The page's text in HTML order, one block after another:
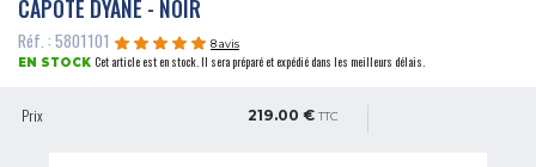
CAPOTE DYANE - NOIR
Réf. : 5801101
8 avis
EN STOCK Cet article est en stock. Il sera préparé et expédié dans les meilleurs délais.
Prix 219.00 € TTC